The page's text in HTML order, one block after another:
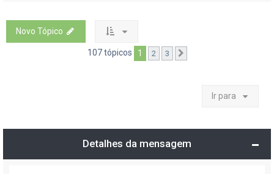
Novo Tópico
107 tópicos 1 2 3
Ir para
Detalhes da mensagem